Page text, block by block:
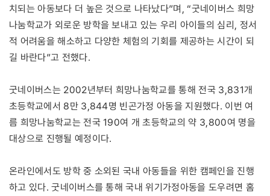
치되는 아동보다 더 높은 것으로 나타났다”며, “굿네이버스 희망
나눔학교가 외로운 방학을 보내고 있는 우리 아이들의 심리, 정서
적 어려움을 해소하고 다양한 체험의 기회를 제공하는 시간이 되
길 바란다”고 전했다.
굿네이버스는 2002년부터 희망나눔학교를 통해 전국 3,831개
초등학교에서 8만 3,844명 빈곤가정 아동을 지원했다. 이번 여
름 희망나눔학교는 전국 190여 개 초등학교의 약 3,800여 명을
대상으로 진행될 예정이다.
온라인에서도 방학 중 소외된 국내 아동들을 위한 캠페인을 진행
하고 있다. 굿네이버스를 통해 국내 위기가정아동을 도우려면 홈